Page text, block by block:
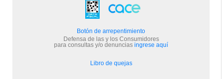
Botón de arrepentimiento
Defensa de las y los Consumidores
para consultas y/o denuncias ingrese aquí
Libro de quejas